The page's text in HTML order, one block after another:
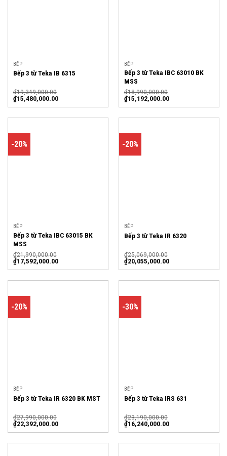
BẾP
Bếp 3 từ Teka IB 6315
₫19,349,000.00
₫15,480,000.00
BẾP
Bếp 3 từ Teka IBC 63010 BK
MSS
₫18,990,000.00
₫15,192,000.00
-20%
BẾP
Bếp 3 từ Teka IBC 63015 BK
MSS
₫21,990,000.00
₫17,592,000.00
-20%
BẾP
Bếp 3 từ Teka IR 6320
₫25,069,000.00
₫20,055,000.00
-20%
BẾP
Bếp 3 từ Teka IR 6320 BK MST
₫27,990,000.00
₫22,392,000.00
-30%
BẾP
Bếp 3 từ Teka IRS 631
₫23,190,000.00
₫16,240,000.00